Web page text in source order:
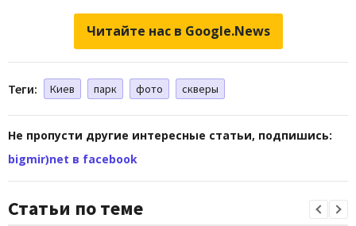
Читайте нас в Google.News
Теги: Киев парк фото скверы
Не пропусти другие интересные статьи, подпишись:
bigmir)net в facebook
Статьи по теме